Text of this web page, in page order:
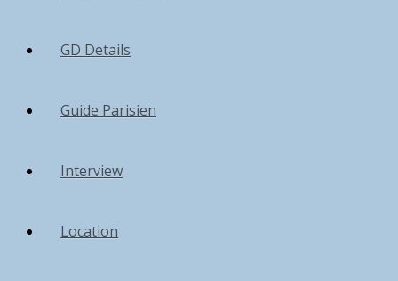
GD Details
Guide Parisien
Interview
Location